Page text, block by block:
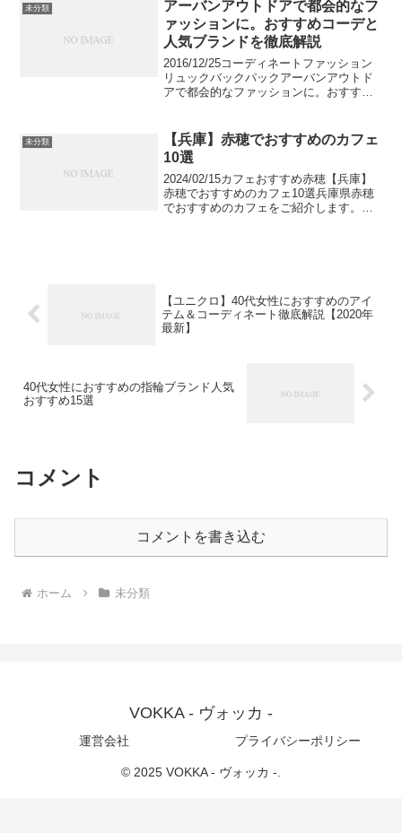
供から大人ま...
未分類
アーバンアウトドアで都会的なフ
ァッションに。おすすめコーデと
人気ブランドを徹底解説
2016/12/25コーディネートファッション
リュックバックパックアーバンアウトド
アで都会的なファッションに。おすすめ
ア」にかわってトレンドを作っているの
がスポーティー...
未分類
【兵庫】赤穂でおすすめのカフェ
10選
2024/02/15カフェおすすめ赤穂【兵庫】
赤穂でおすすめのカフェ10選兵庫県赤穂
でおすすめのカフェをご紹介します。山
【ユニクロ】40代女性におすすめのアイ
テム＆コーディネート徹底解説【2020年
最新】
40代女性におすすめの指輪ブランド人気
おすすめ15選
コメント
コメントを書き込む
ホーム 未分類
VOKKA - ヴォッカ -
運営会社 プライバシーポリシー
© 2025 VOKKA - ヴォッカ -.